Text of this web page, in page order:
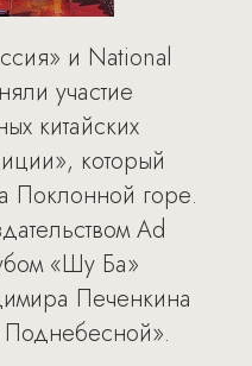
и National
участие
китайских
который
Поклонной горе.
Ad
«Шу Ба»
Печенкина
Поднебесной».